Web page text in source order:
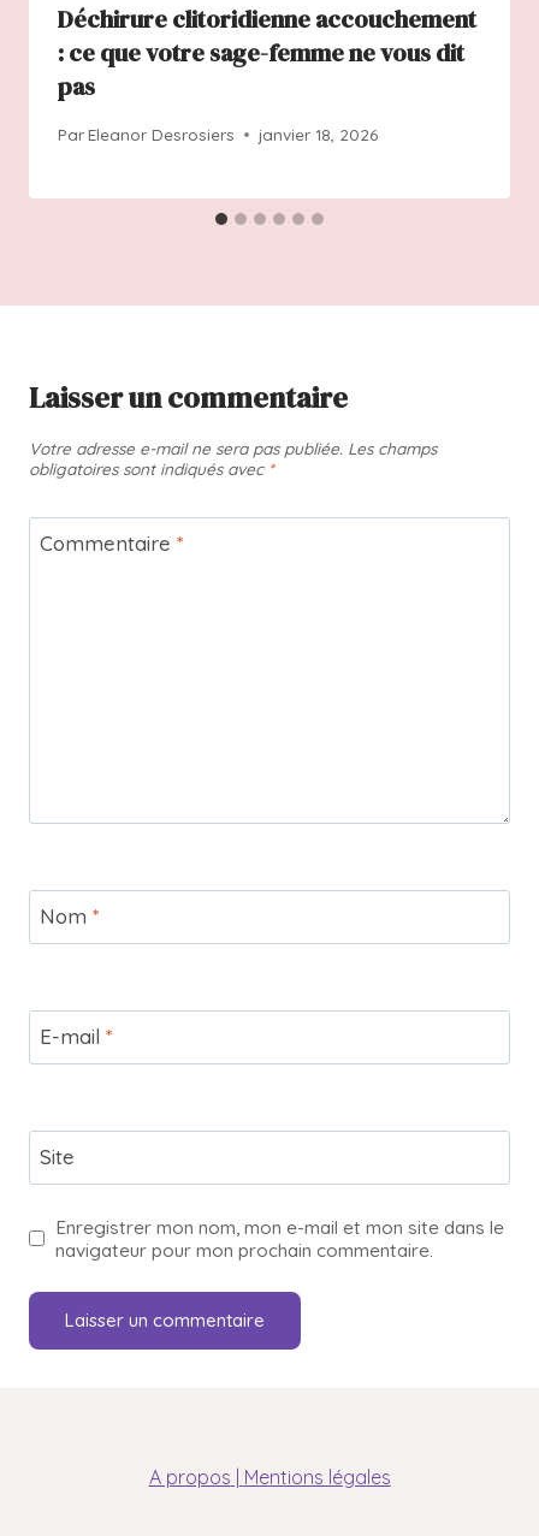
Déchirure clitoridienne accouchement
: ce que votre sage-femme ne vous dit
pas
Par Eleanor Desrosiers janvier 18, 2026
Laisser un commentaire
Votre adresse e-mail ne sera pas publiée. Les champs
obligatoires sont indiqués avec *
Commentaire *
Nom *
E-mail *
Site
Enregistrer mon nom, mon e-mail et mon site dans le
navigateur pour mon prochain commentaire.
A propos Mentions légales